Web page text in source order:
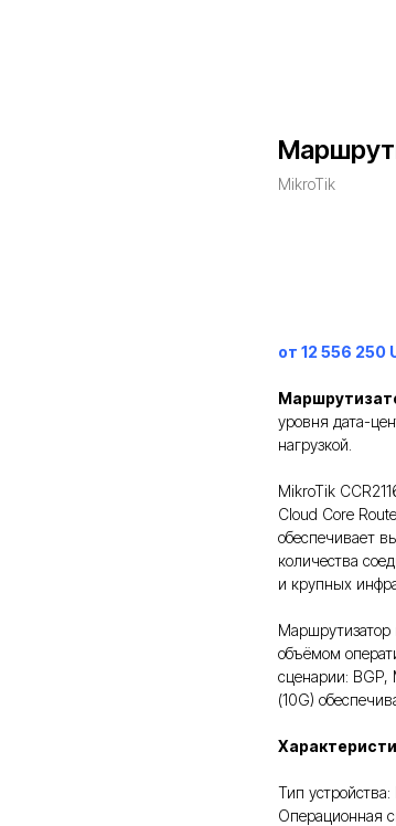
MikroTik
от 12 556 250
уровня дата-
нагрузкой.
MikroTik
Cloud Core
обеспечивает
количества
и крупных
Маршрутизатор
объёмом
сценарии: BGP,
(10G)
Тип
Операционная